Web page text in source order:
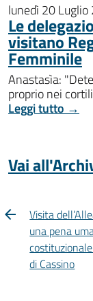
lunedì 20
Le
visitano
Femminile
Anastasìa:
proprio nei
Leggi tutto →
Vai
Visita
una pena
di Cassino